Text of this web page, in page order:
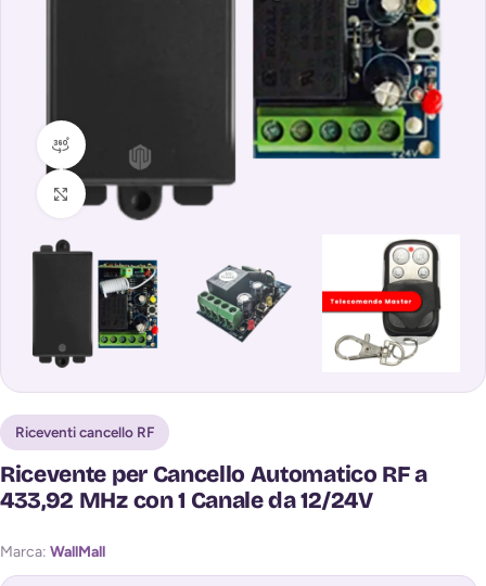
360 vista prodotto
Clicca per ingrandire
Riceventi cancello RF
Ricevente per Cancello Automatico RF a
433,92 MHz con 1 Canale da 12/24V
Marca: WallMall